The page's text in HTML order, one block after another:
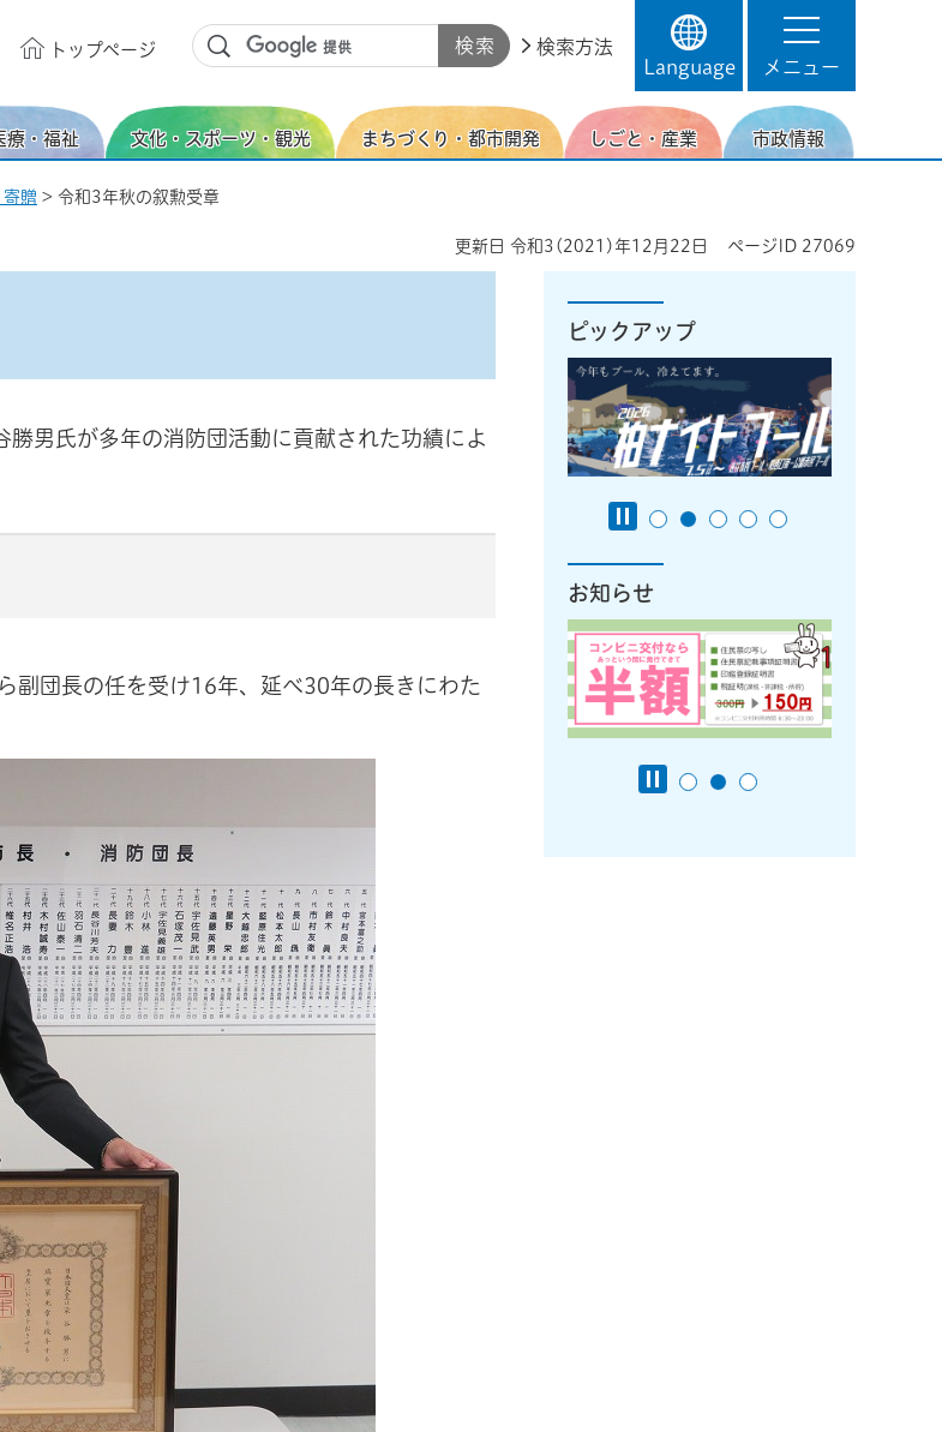
トップページ
検索方法
Language
メニュー
療・福祉 文化・スポーツ・観光 まちづくり・都市開発 しごと・産業 市政情報
贈 > 令和3年秋の叙勲受章
更新日 令和3(2021)年12月22日 ページID 27069
男氏が多年の消防団活動に貢献された功績によ
副団長の任を受け16年、延べ30年の長きにわた
ピックアップ
お知らせ